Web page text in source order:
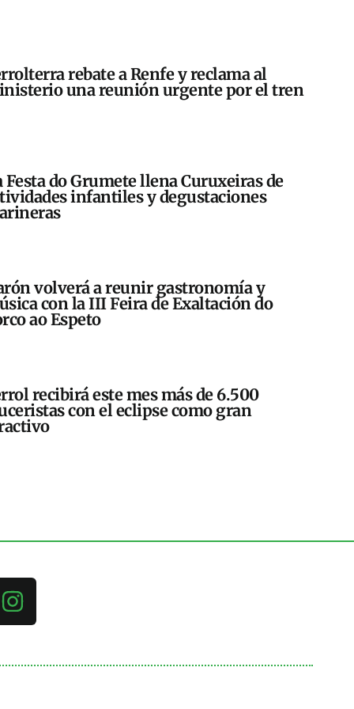
rebate a Renfe y reclama al
una reunión urgente por el tren
Festa do Grumete llena Curuxeiras de
infantiles y degustaciones
volverá a reunir gastronomía y
con la III Feira de Exaltación do
ao Espeto
recibirá este mes más de 6.500
con el eclipse como gran